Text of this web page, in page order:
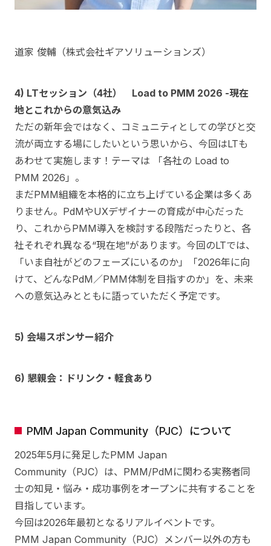
道家 俊輔（株式会社ギアソリューションズ）
4) LTセッション（4社） Load to PMM 2026 -現在
地とこれからの意気込み
ただの新年会ではなく、コミュニティとしての学びと交
流が両立する場にしたいという思いから、今回はLTも
あわせて実施します！テーマは 「各社の Load to
PMM 2026」。
まだPMM組織を本格的に立ち上げている企業は多くあ
りません。PdMやUXデザイナーの育成が中心だった
り、これからPMM導入を検討する段階だったりと、各
社それぞれ異なる“現在地”があります。今回のLTでは、
「いま自社がどのフェーズにいるのか」「2026年に向
けて、どんなPdM／PMM体制を目指すのか」を、未来
への意気込みとともに語っていただく予定です。
5) 会場スポンサー紹介
6) 懇親会：ドリンク・軽食あり
PMM Japan Community（PJC）について
2025年5月に発足したPMM Japan
Community（PJC）は、PMM/PdMに関わる実務者同
士の知見・悩み・成功事例をオープンに共有することを
目指しています。
今回は2026年最初となるリアルイベントです。
PMM Japan Community（PJC）メンバー以外の方も